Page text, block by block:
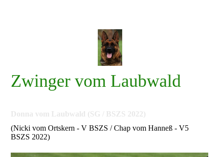
Zwinger vom Laubwald
(Nicki vom Ortskern - V BSZS / Chap vom Hanneß - V5
BSZS 2022)